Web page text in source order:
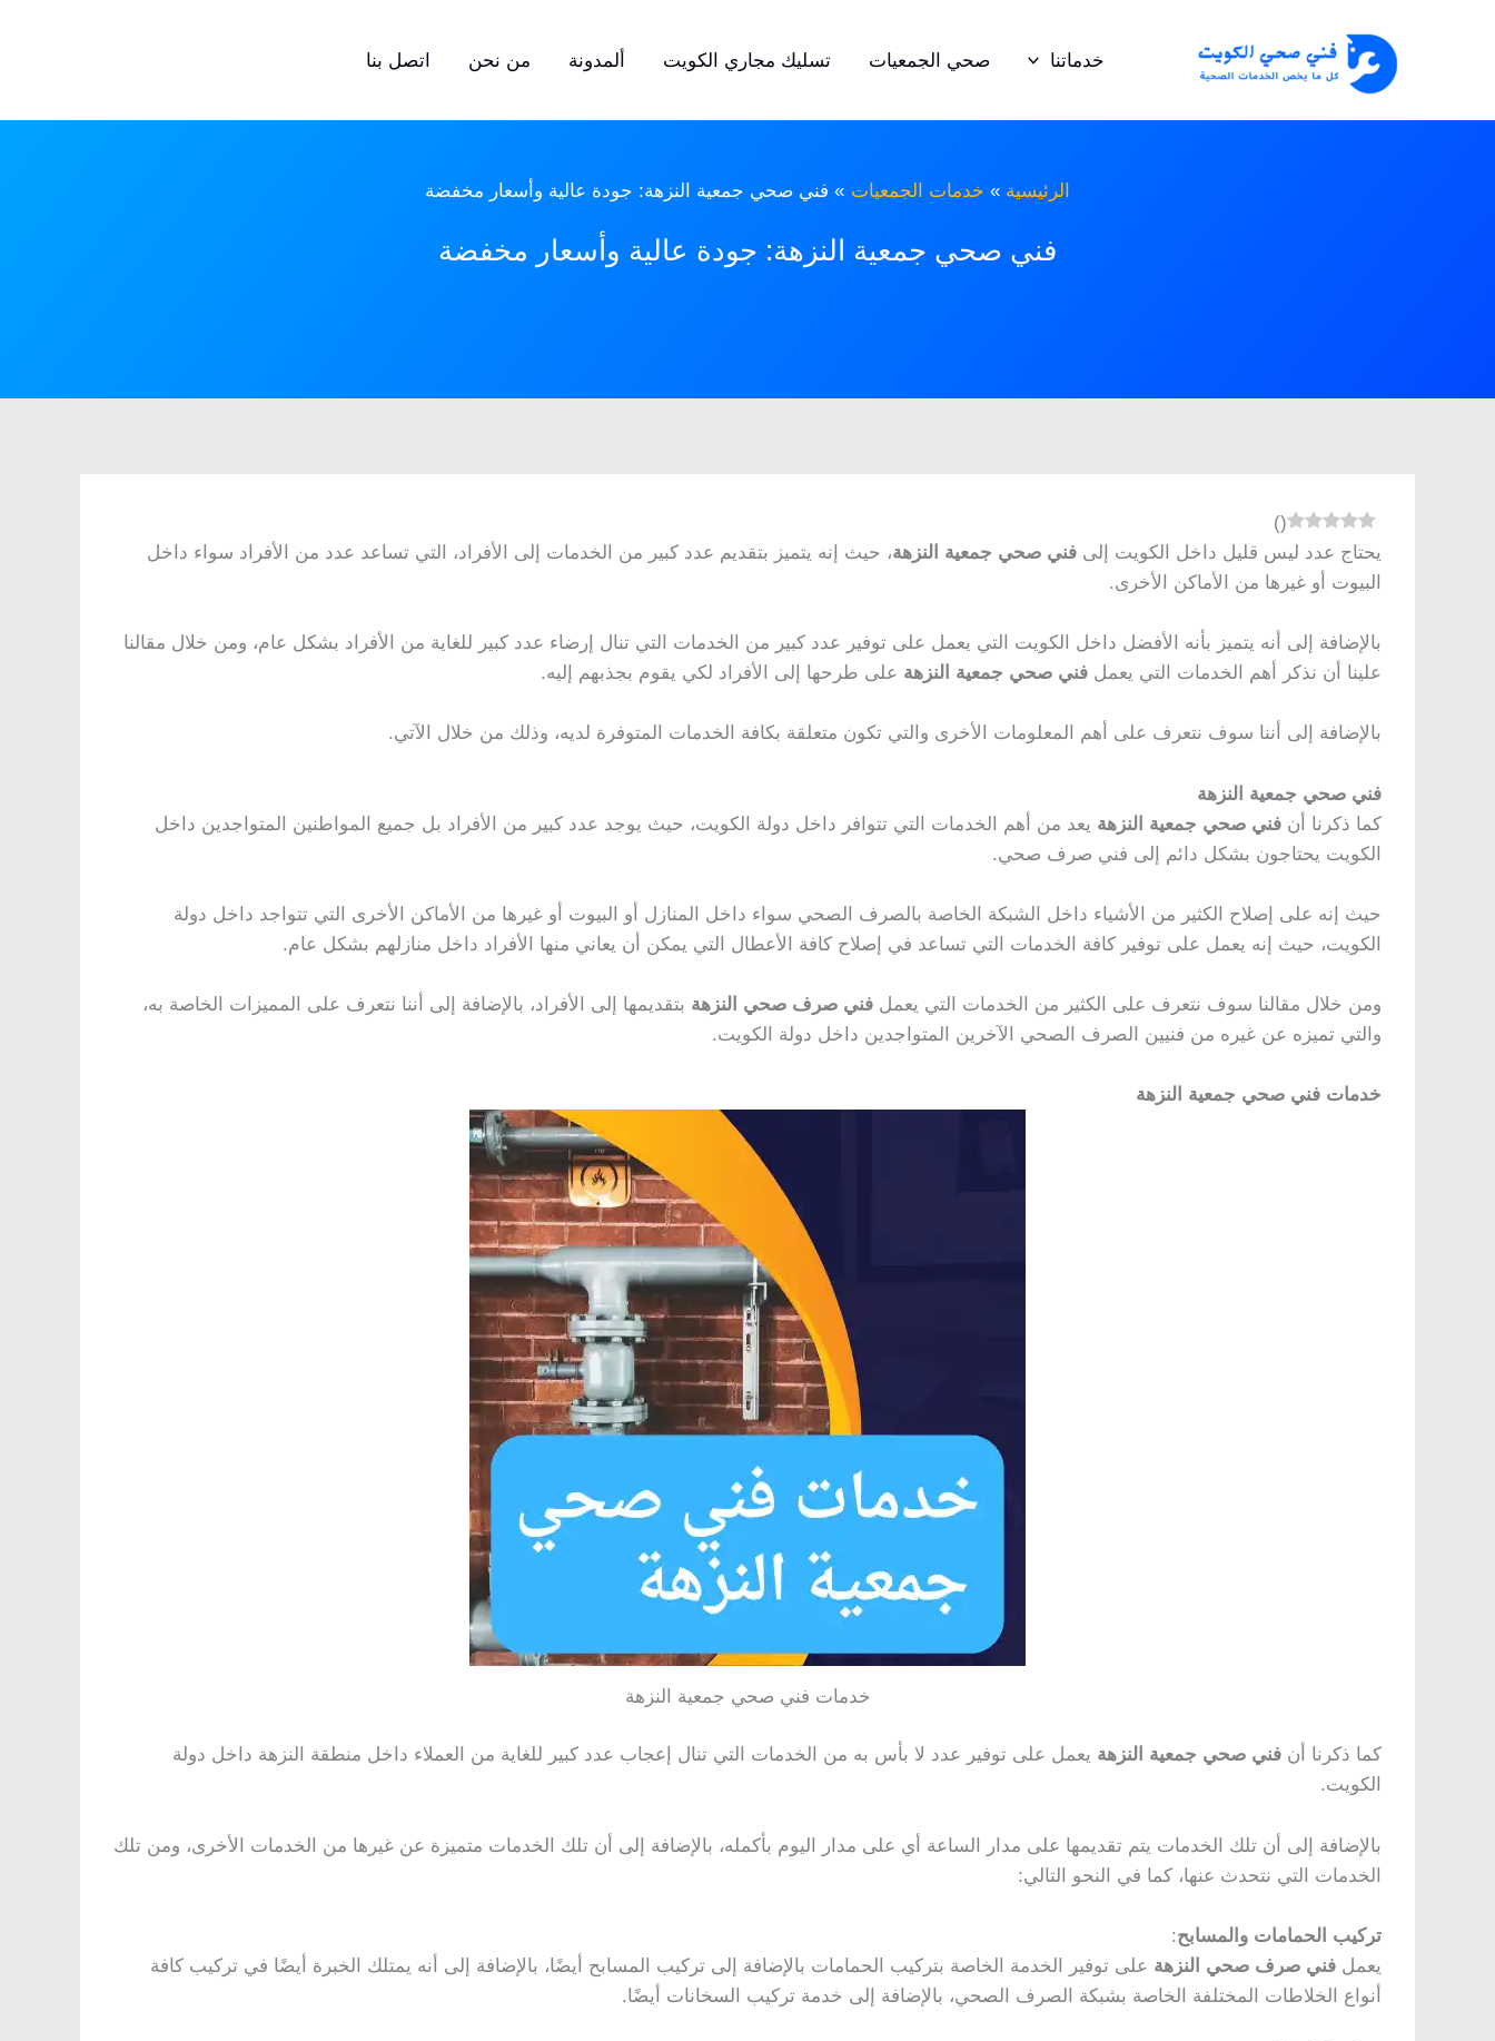
خدماتنا صحي الجمعيات تسليك مجاري الكويت ألمدونة من نحن اتصل بنا
الرئيسية خدمات الجمعيات فني صحي جمعية النزهة: جودة عالية وأسعار مخفضة
فني صحي جمعية النزهة: جودة عالية وأسعار مخفضة
(
)
يحتاج عدد ليس قليل داخل الكويت إلى فني صحي جمعية النزهة، حيث إنه يتميز بتقديم عدد كبير من الخدمات إلى الأفراد، التي تساعد عدد من الأفراد سواء داخل
البيوت أو غيرها من الأماكن الأخرى.
بالإضافة إلى أنه يتميز بأنه الأفضل داخل الكويت التي يعمل على توفير عدد كبير من الخدمات التي تنال إرضاء عدد كبير للغاية من الأفراد بشكل عام، ومن خلال مقالنا
علينا أن نذكر أهم الخدمات التي يعمل فني صحي جمعية النزهة على طرحها إلى الأفراد لكي يقوم بجذبهم إليه.
بالإضافة إلى أننا سوف نتعرف على أهم المعلومات الأخرى والتي تكون متعلقة بكافة الخدمات المتوفرة لديه، وذلك من خلال الآتي.
فني صحي جمعية النزهة
كما ذكرنا أن فني صحي جمعية النزهة يعد من أهم الخدمات التي تتوافر داخل دولة الكويت، حيث يوجد عدد كبير من الأفراد بل جميع المواطنين المتواجدين داخل
الكويت يحتاجون بشكل دائم إلى فني صرف صحي.
حيث إنه على إصلاح الكثير من الأشياء داخل الشبكة الخاصة بالصرف الصحي سواء داخل المنازل أو البيوت أو غيرها من الأماكن الأخرى التي تتواجد داخل دولة
الكويت، حيث إنه يعمل على توفير كافة الخدمات التي تساعد في إصلاح كافة الأعطال التي يمكن أن يعاني منها الأفراد داخل منازلهم بشكل عام.
ومن خلال مقالنا سوف نتعرف على الكثير من الخدمات التي يعمل فني صرف صحي النزهة بتقديمها إلى الأفراد، بالإضافة إلى أننا نتعرف على المميزات الخاصة به،
والتي تميزه عن غيره من فنيين الصرف الصحي الآخرين المتواجدين داخل دولة الكويت.
خدمات فني صحي جمعية النزهة
خدمات فني صحي جمعية النزهة
كما ذكرنا أن فني صحي جمعية النزهة يعمل على توفير عدد لا بأس به من الخدمات التي تنال إعجاب عدد كبير للغاية من العملاء داخل منطقة النزهة داخل دولة
الكويت.
بالإضافة إلى أن تلك الخدمات يتم تقديمها على مدار الساعة أي على مدار اليوم بأكمله، بالإضافة إلى أن تلك الخدمات متميزة عن غيرها من الخدمات الأخرى، ومن تلك
الخدمات التي نتحدث عنها، كما في النحو التالي:
تركيب الحمامات والمسابح:
يعمل فني صرف صحي النزهة على توفير الخدمة الخاصة بتركيب الحمامات بالإضافة إلى تركيب المسابح أيضًا، بالإضافة إلى أنه يمتلك الخبرة أيضًا في تركيب كافة
أنواع الخلاطات المختلفة الخاصة بشبكة الصرف الصحي، بالإضافة إلى خدمة تركيب السخانات أيضًا.